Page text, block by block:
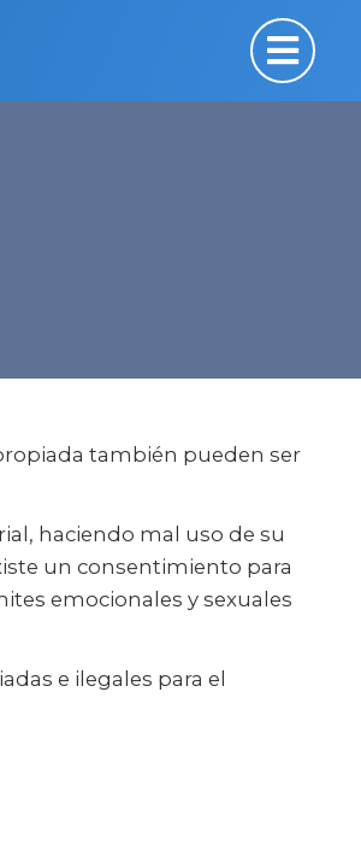
también pueden ser
haciendo mal uso de su
un consentimiento para
emocionales y sexuales
e ilegales para el